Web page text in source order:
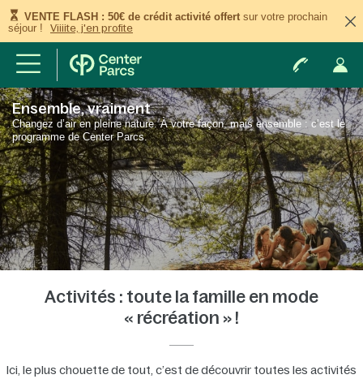
VENTE FLASH : 50€ de crédit activité offert sur votre prochain
séjour !
Viiiite, j'en profite
Ensemble, vraiment
Changez d’air en pleine nature. À votre façon, mais ensemble : c’est le
programme de Center Parcs.
Activités : toute la famille en mode
« récréation » !
Ici, le plus chouette de tout, c’est de découvrir toutes les activités